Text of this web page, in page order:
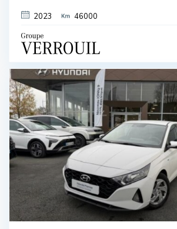
2023 46000